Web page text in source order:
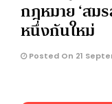
กฎหมาย ‘สม
หนึ่งกันใหม่
Posted On 21